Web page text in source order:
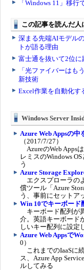
Windows Server
Azure Web Appsの
（2017/7/27）
AzureのWeb Apps
レミスのWindows
う
Azure Storage
エクスプローラの
償ツール「Azure
う、事前にセットア
Win 10でキーボード
キーボード配列が
介。英語キーボード
しいキー配列に設定
Azure Web Appsで
0）
これまでのIaaSに
ス、Azure App
ルしてみる